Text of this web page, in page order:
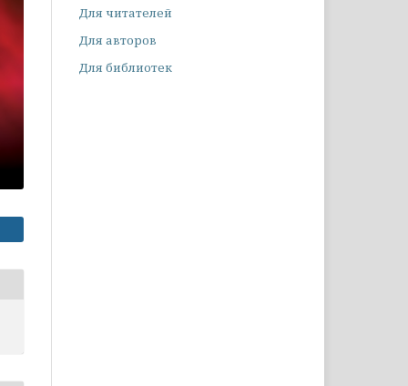
Для читателей
Для авторов
Для библиотек